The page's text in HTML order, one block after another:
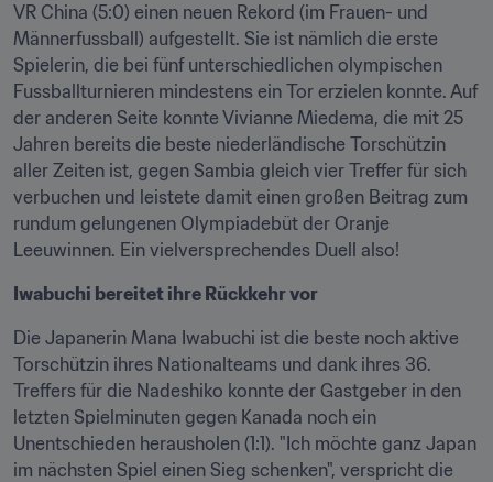
VR China (5:0) einen neuen Rekord (im Frauen- und
Männerfussball) aufgestellt. Sie ist nämlich die erste
Spielerin, die bei fünf unterschiedlichen olympischen
Fussballturnieren mindestens ein Tor erzielen konnte. Auf
der anderen Seite konnte Vivianne Miedema, die mit 25
Jahren bereits die beste niederländische Torschützin
aller Zeiten ist, gegen Sambia gleich vier Treffer für sich
verbuchen und leistete damit einen großen Beitrag zum
rundum gelungenen Olympiadebüt der Oranje
Leeuwinnen. Ein vielversprechendes Duell also!
Iwabuchi bereitet ihre Rückkehr vor
Die Japanerin Mana Iwabuchi ist die beste noch aktive
Torschützin ihres Nationalteams und dank ihres 36.
Treffers für die Nadeshiko konnte der Gastgeber in den
letzten Spielminuten gegen Kanada noch ein
Unentschieden herausholen (1:1). "Ich möchte ganz Japan
im nächsten Spiel einen Sieg schenken", verspricht die